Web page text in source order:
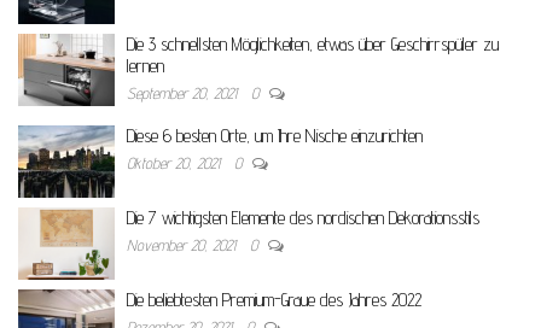
Die 3 schnellsten Möglichkeiten, etwas über Geschirrspüler zu
lernen
September 20, 2021 0
Diese 6 besten Orte, um Ihre Nische einzurichten
Oktober 20, 2021 0
Die 7 wichtigsten Elemente des nordischen Dekorationsstils
November 20, 2021 0
Die beliebtesten Premium-Graue des Jahres 2022